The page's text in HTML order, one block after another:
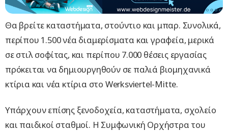
Θα βρείτε καταστήματα, στούντιο και μπαρ. Συνολικά,
περίπου 1.500 νέα διαμερίσματα και γραφεία, μερικά
σε στιλ σοφίτας, και περίπου 7.000 θέσεις εργασίας
πρόκειται να δημιουργηθούν σε παλιά βιομηχανικά
κτίρια και νέα κτίρια στο Werksviertel-Mitte.
Υπάρχουν επίσης ξενοδοχεία, καταστήματα, σχολείο
και παιδικοί σταθμοί. Η Συμφωνική Ορχήστρα του